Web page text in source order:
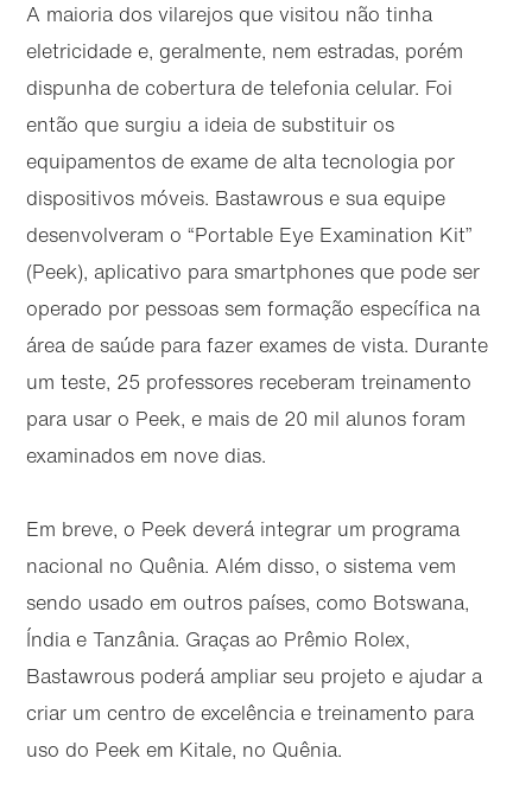
A maioria dos vilarejos que visitou não tinha
eletricidade e, geralmente, nem estradas, porém
dispunha de cobertura de telefonia celular. Foi
então que surgiu a ideia de substituir os
equipamentos de exame de alta tecnologia por
dispositivos móveis. Bastawrous e sua equipe
desenvolveram o “Portable Eye Examination Kit”
(Peek), aplicativo para smartphones que pode ser
operado por pessoas sem formação específica na
área de saúde para fazer exames de vista. Durante
um teste, 25 professores receberam treinamento
para usar o Peek, e mais de 20 mil alunos foram
examinados em nove dias.
Em breve, o Peek deverá integrar um programa
nacional no Quênia. Além disso, o sistema vem
sendo usado em outros países, como Botswana,
Índia e Tanzânia. Graças ao Prêmio Rolex,
Bastawrous poderá ampliar seu projeto e ajudar a
criar um centro de excelência e treinamento para
uso do Peek em Kitale, no Quênia.